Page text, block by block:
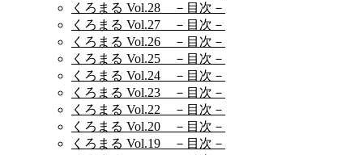
くろまる Vol.28 －目次－
くろまる Vol.27 －目次－
くろまる Vol.26 －目次－
くろまる Vol.25 －目次－
くろまる Vol.24 －目次－
くろまる Vol.23 －目次－
くろまる Vol.22 －目次－
くろまる Vol.20 －目次－
くろまる Vol.19 －目次－